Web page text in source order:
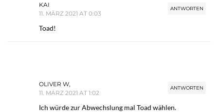
ANTWORTEN
KAI
11. MÄRZ 2021 AT 0:03
Toad!
ANTWORTEN
OLIVER W,
11. MÄRZ 2021 AT 1:02
Ich würde zur Abwechslung mal Toad wählen.